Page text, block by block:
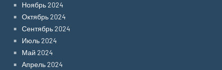
Ноябрь 2024
Октябрь 2024
Сентябрь 2024
Июль 2024
Май 2024
Апрель 2024